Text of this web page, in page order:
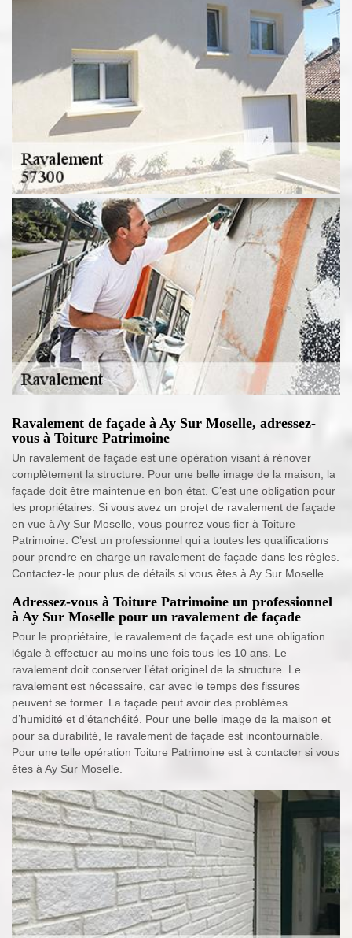
Ravalement de façade à Ay Sur Moselle, adressez-
vous à Toiture Patrimoine
Un ravalement de façade est une opération visant à rénover
complètement la structure. Pour une belle image de la maison, la
façade doit être maintenue en bon état. C’est une obligation pour
les propriétaires. Si vous avez un projet de ravalement de façade
en vue à Ay Sur Moselle, vous pourrez vous fier à Toiture
Patrimoine. C’est un professionnel qui a toutes les qualifications
pour prendre en charge un ravalement de façade dans les règles.
Contactez-le pour plus de détails si vous êtes à Ay Sur Moselle.
Adressez-vous à Toiture Patrimoine un professionnel
à Ay Sur Moselle pour un ravalement de façade
Pour le propriétaire, le ravalement de façade est une obligation
légale à effectuer au moins une fois tous les 10 ans. Le
ravalement doit conserver l’état originel de la structure. Le
ravalement est nécessaire, car avec le temps des fissures
peuvent se former. La façade peut avoir des problèmes
d’humidité et d’étanchéité. Pour une belle image de la maison et
pour sa durabilité, le ravalement de façade est incontournable.
Pour une telle opération Toiture Patrimoine est à contacter si vous
êtes à Ay Sur Moselle.